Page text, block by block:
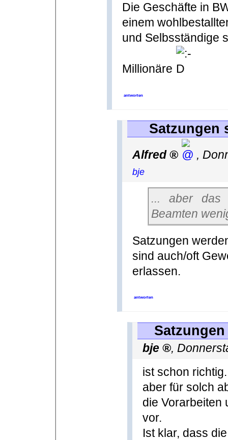
Die Geschäfte in
einem
und Selbsständige
Millionäre
antworten
Satzungen
Alfred ,
bje
... aber das
Beamten
Satzungen
sind auch/oft
erlassen.
antworten
bje ,
ist schon richtig.
aber für solch
die Vorarbeiten
vor.
Ist klar, dass